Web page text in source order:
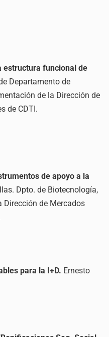
estructura funcional de
Departamento de
de la Dirección de
de CDTI.
de apoyo a la
Dpto. de Biotecnología,
Dirección de Mercados
para la I+D. Ernesto